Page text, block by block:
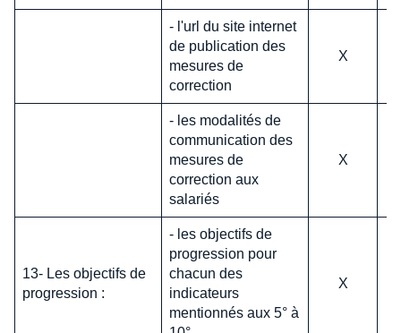
- l'url du site internet
de publication des
mesures de
correction
X
- les modalités de
communication des
mesures de
correction aux
salariés
X
13- Les objectifs de
progression :
- les objectifs de
progression pour
chacun des
indicateurs
mentionnés aux 5° à
X